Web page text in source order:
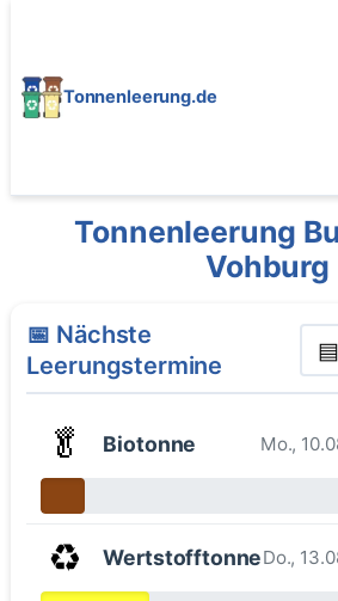
Tonnenleerung.de
Tonnenleerung
Vohburg
📅 Nächste
Leerungstermine
🥬 Biotonne Mo.,
♻️ WertstofftonneDo.,